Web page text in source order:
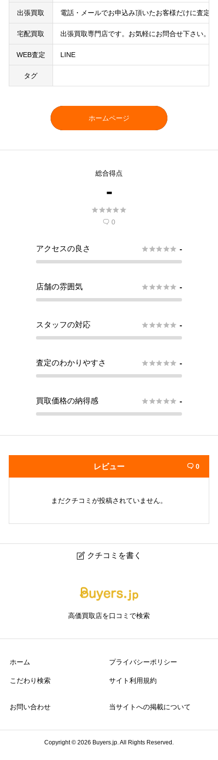
出張買取 電話・メールでお申込み頂いたお客様だけに査定
宅配買取 出張買取専門店です。お気軽にお問合せ下さい。
WEB査定 LINE
タグ
ホームページ
総合得点
-

 0
アクセスの良さ  -
店舗の雰囲気  -
スタッフの対応  -
査定のわかりやすさ  -
買取価格の納得感  -
レビュー  0
まだクチコミが投稿されていません。
 クチコミを書く
任意
高価買取店を口コミで検索
ホーム
こだわり検索
プライバシーポリシー
サイト利用規約
お問い合わせ 当サイトへの掲載について
Copyright © 2026 Buyers.jp. All Rights Reserved.